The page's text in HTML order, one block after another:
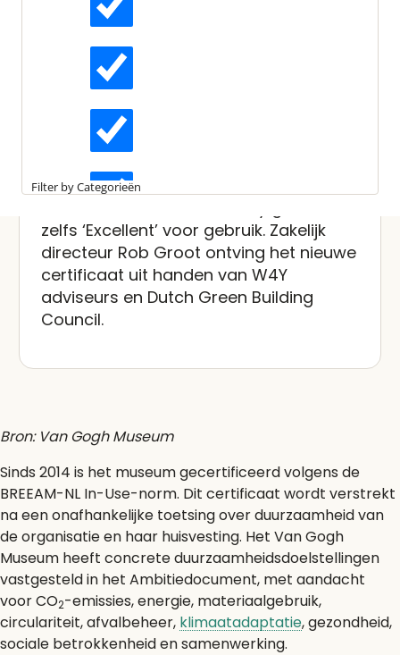
Longreads
Partnernieuws
Filter by Categorieën
Gepubliceerd:
Van Gogh Museum BREEAM-
NL Excellent gecertificeerd
De gebouwen van het Van Gogh
opnieuwBREEAM-NL
zelfs ‘Excellent’ voor gebruik. Zakelijk
directeur Rob Groot ontving het nieuwe
certificaat uit handen van W4Y
adviseurs en Dutch Green Building
Council.
Bron: Van Gogh Museum
Sinds 2014 is het museum gecertificeerd volgens de
BREEAM-NL In-Use-norm. Dit certificaat wordt verstrekt
na een onafhankelijke toetsing over duurzaamheid van
de organisatie en haar huisvesting. Het Van Gogh
Museum heeft concrete duurzaamheidsdoelstellingen
vastgesteld in het Ambitiedocument, met aandacht
voor CO2-emissies, energie, materiaalgebruik,
circulariteit, afvalbeheer, klimaatadaptatie, gezondheid,
sociale betrokkenheid en samenwerking.